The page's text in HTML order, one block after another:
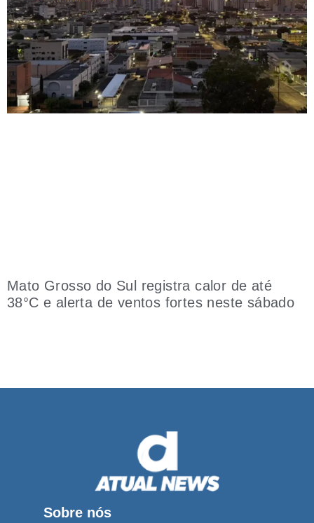
Mato Grosso do Sul registra calor de até
38°C e alerta de ventos fortes neste sábado
Sobre nós